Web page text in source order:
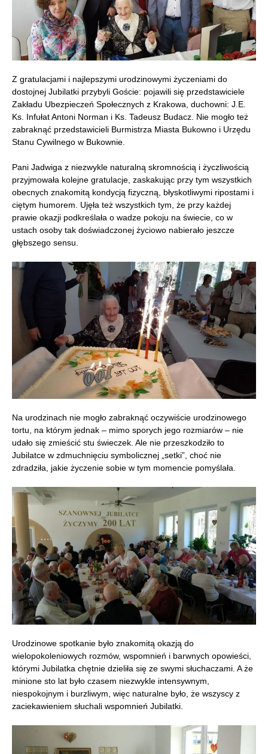
Z gratulacjami i najlepszymi urodzinowymi życzeniami do
dostojnej Jubilatki przybyli Goście: pojawili się przedstawiciele
Zakładu Ubezpieczeń Społecznych z Krakowa, duchowni: J.E.
Ks. Infułat Antoni Norman i Ks. Tadeusz Budacz. Nie mogło też
zabraknąć przedstawicieli Burmistrza Miasta Bukowno i Urzędu
Stanu Cywilnego w Bukownie.
Pani Jadwiga z niezwykle naturalną skromnością i życzliwością
przyjmowała kolejne gratulacje, zaskakując przy tym wszystkich
obecnych znakomitą kondycją fizyczną, błyskotliwymi ripostami i
ciętym humorem. Ujęła też wszystkich tym, że przy każdej
prawie okazji podkreślała o wadze pokoju na świecie, co w
ustach osoby tak doświadczonej życiowo nabierało jeszcze
głębszego sensu.
Na urodzinach nie mogło zabraknąć oczywiście urodzinowego
tortu, na którym jednak – mimo sporych jego rozmiarów – nie
udało się zmieścić stu świeczek. Ale nie przeszkodziło to
Jubilatce w zdmuchnięciu symbolicznej „setki”, choć nie
zdradziła, jakie życzenie sobie w tym momencie pomyślała.
Urodzinowe spotkanie było znakomitą okazją do
wielopokoleniowych rozmów, wspomnień i barwnych opowieści,
którymi Jubilatka chętnie dzieliła się ze swymi słuchaczami. A że
minione sto lat było czasem niezwykle intensywnym,
niespokojnym i burzliwym, więc naturalne było, że wszyscy z
zaciekawieniem słuchali wspomnień Jubilatki.